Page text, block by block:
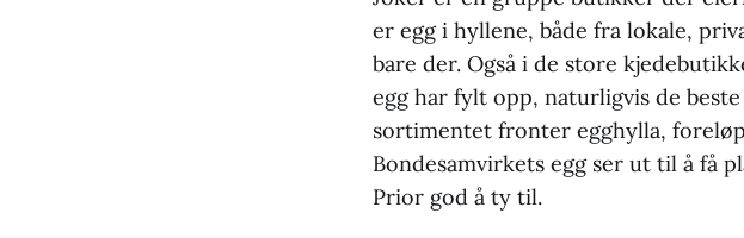
er egg i hyllene, både fra lokale,
bare der. Også i de store
egg har fylt opp, naturligvis de
sortimentet fronter egghylla,
Bondesamvirkets egg ser ut til å få
Prior god å ty til.